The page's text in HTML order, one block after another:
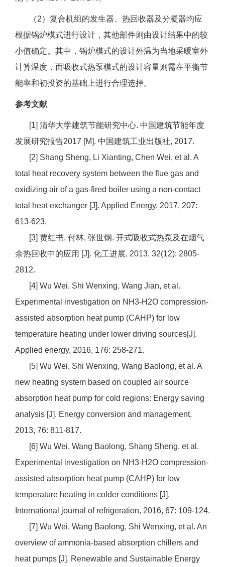
（2）复合机组的发生器、热回收器及分凝器均应
根据锅炉模式进行设计，其他部件则由设计结果中的较
小值确定。其中，锅炉模式的设计外温为当地采暖室外
计算温度，而吸收式热泵模式的设计容量则需在平衡节
能率和初投资的基础上进行合理选择。
参考文献
[1] 清华大学建筑节能研究中心. 中国建筑节能年度
发展研究报告2017 [M]. 中国建筑工业出版社, 2017.
[2] Shang Sheng, Li Xianting, Chen Wei, et al. A
total heat recovery system between the flue gas and
oxidizing air of a gas-fired boiler using a non-contact
total heat exchanger [J]. Applied Energy, 2017, 207:
613-623.
[3] 贾红书, 付林, 张世钢. 开式吸收式热泵及在烟气
余热回收中的应用 [J]. 化工进展, 2013, 32(12): 2805-
2812.
[4] Wu Wei, Shi Wenxing, Wang Jian, et al.
Experimental investigation on NH3-H2O compression-
assisted absorption heat pump (CAHP) for low
temperature heating under lower driving sources[J].
Applied energy, 2016, 176: 258-271.
[5] Wu Wei, Shi Wenxing, Wang Baolong, et al. A
new heating system based on coupled air source
absorption heat pump for cold regions: Energy saving
analysis [J]. Energy conversion and management,
2013, 76: 811-817.
[6] Wu Wei, Wang Baolong, Shang Sheng, et al.
Experimental investigation on NH3-H2O compression-
assisted absorption heat pump (CAHP) for low
temperature heating in colder conditions [J].
International journal of refrigeration, 2016, 67: 109-124.
[7] Wu Wei, Wang Baolong, Shi Wenxing, et al. An
overview of ammonia-based absorption chillers and
heat pumps [J]. Renewable and Sustainable Energy